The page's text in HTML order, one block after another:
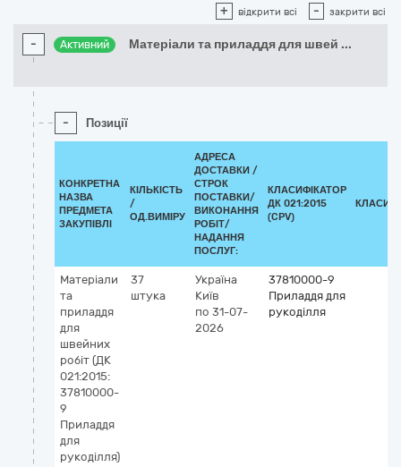
+ відкрити всі - закрити всі
- Активний Матеріали та приладдя для швей ...
- Позиції
КОНКРЕТНА
НАЗВА
ПРЕДМЕТА
ЗАКУПІВЛІ
КІЛЬКІСТЬ
/
ОД.ВИМІРУ
АДРЕСА
ДОСТАВКИ /
СТРОК
ПОСТАВКИ/
ВИКОНАННЯ
РОБІТ/
НАДАННЯ
ПОСЛУГ:
КЛАСИФІКАТОР
ДК 021:2015
(CPV)
Матеріали
та
приладдя
для
швейних
робіт (ДК
021:2015:
37810000-
9
Приладдя
для
рукоділля)
37
штука
Україна
Київ
по 31-07-
2026
37810000-9
Приладдя для
рукоділля